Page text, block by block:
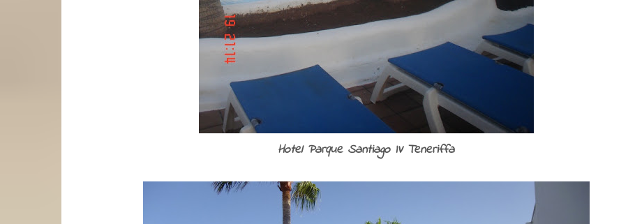
Hotel Parque Santiago IV Teneriffa